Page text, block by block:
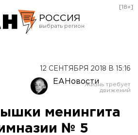
РОССИЯ
Оренбург
[18+]
12 СЕНТЯБРЯ 2018 В 15:16
ЕАНовости
менингита
№ 5